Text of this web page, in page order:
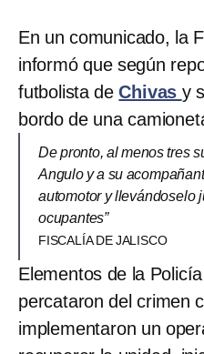
En un comunicado, la
informó que según
futbolista deChivas y
bordo de una
De pronto, al menos tres
Angulo y a su
automotor y llevándoselo
ocupantes”
FISCALÍA DE JALISCO
Elementos de la
percataron del crimen
implementaron un